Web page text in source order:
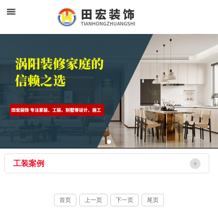
工装案例
首页 上一页 下一页 尾页